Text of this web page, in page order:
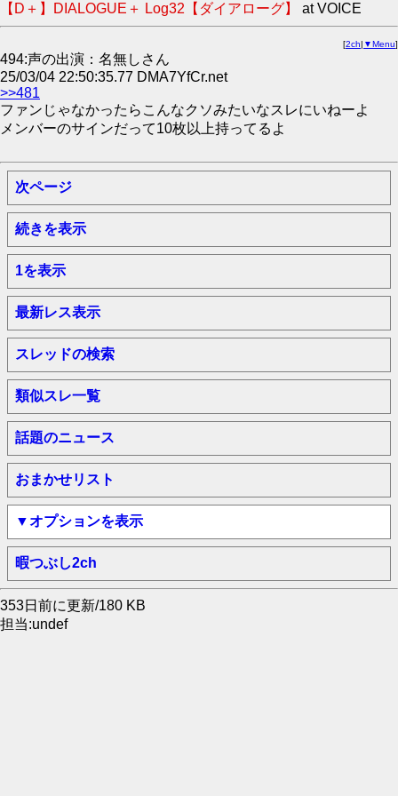
【D＋】DIALOGUE＋ Log32【ダイアローグ】 at VOICE
[2ch| ▼Menu]
494:声の出演：名無しさん
25/03/04 22:50:35.77 DMA7YfCr.net
>>481
ファンじゃなかったらこんなクソみたいなスレにいねーよ
メンバーのサインだって10枚以上持ってるよ
次ページ
続きを表示
1を表示
最新レス表示
スレッドの検索
類似スレ一覧
話題のニュース
おまかせリスト
▼オプションを表示
暇つぶし2ch
353日前に更新/180 KB
担当:undef